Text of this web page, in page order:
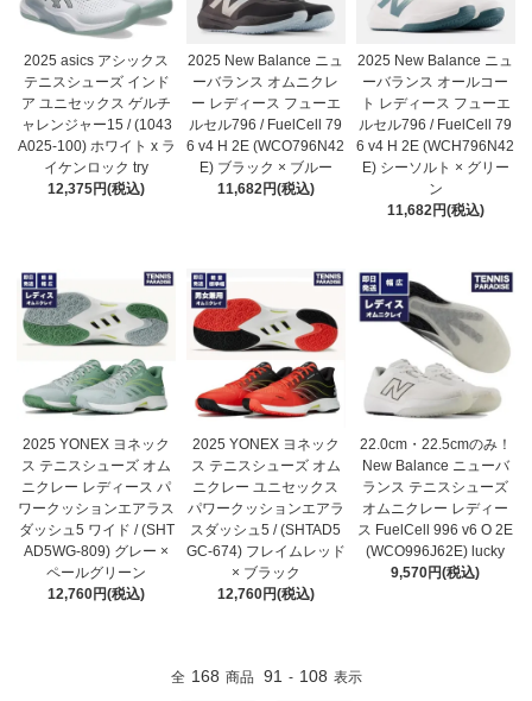
2025 asics アシックス
テニスシューズ インド
ア ユニセックス ゲルチ
ャレンジャー15 / (1043
A025-100) ホワイト x ラ
イケンロック try
12,375円(税込)
2025 New Balance ニュ
ーバランス オムニクレ
ー レディース フューエ
ルセル796 / FuelCell 79
6 v4 H 2E (WCO796N42
E) ブラック × ブルー
11,682円(税込)
2025 New Balance ニュ
ーバランス オールコー
ト レディース フューエ
ルセル796 / FuelCell 79
6 v4 H 2E (WCH796N42
E) シーソルト × グリー
ン
11,682円(税込)
2025 YONEX ヨネック
ス テニスシューズ オム
ニクレー レディース パ
ワークッションエアラス
ダッシュ5 ワイド / (SHT
AD5WG-809) グレー ×
ペールグリーン
12,760円(税込)
2025 YONEX ヨネック
ス テニスシューズ オム
ニクレー ユニセックス
パワークッションエアラ
スダッシュ5 / (SHTAD5
GC-674) フレイムレッド
× ブラック
12,760円(税込)
22.0cm・22.5cmのみ！
New Balance ニューバ
ランス テニスシューズ
オムニクレー レディー
ス FuelCell 996 v6 O 2E
(WCO996J62E) lucky
9,570円(税込)
全 168 商品 91 - 108 表示